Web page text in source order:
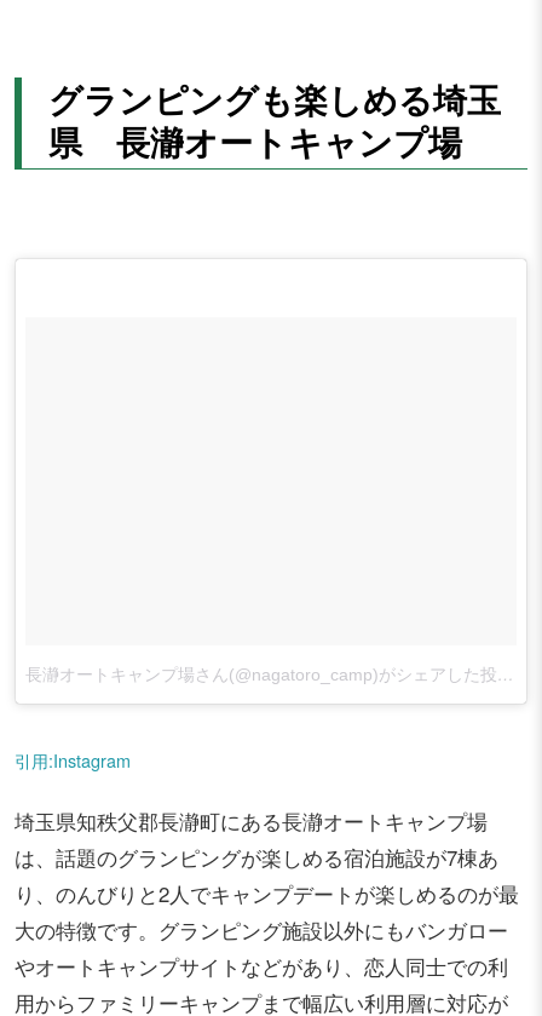
グランピングも楽しめる埼玉
県 長瀞オートキャンプ場
長瀞オートキャンプ場さん(@nagatoro_camp)がシェアした投稿
引用:Instagram
埼玉県知秩父郡長瀞町にある長瀞オートキャンプ場
は、話題のグランピングが楽しめる宿泊施設が7棟あ
り、のんびりと2人でキャンプデートが楽しめるのが最
大の特徴です。グランピング施設以外にもバンガロー
やオートキャンプサイトなどがあり、恋人同士での利
用からファミリーキャンプまで幅広い利用層に対応が